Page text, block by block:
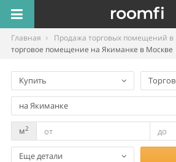
Главная Продажа торговых помещений в
торговое помещение на Якиманке в Москве
Купить
на Якиманке
м2
Еще детали